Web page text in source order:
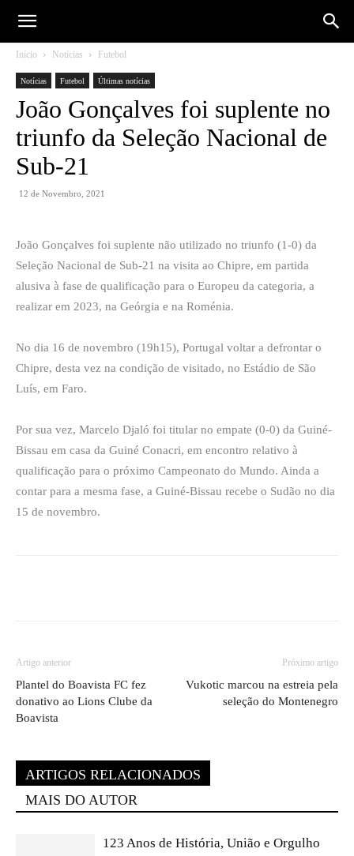
Início Notícias Futebol
Notícias Futebol Últimas notícias
João Gonçalves foi suplente no
triunfo da Seleção Nacional de
Sub-21
12 de Novembro, 2021
João Gonçalves foi suplente não utilizado no triunfo (1-0) da
Seleção Nacional de Sub-21 na visita ao Chipre, em partida
alusiva à fase de qualificação para o Europeu da categoria, a
realizar em 2023, na Geórgia e na Roménia.
No dia 16 de novembro (19h15), Portugal voltar a defrontar o
Chipre, desta vez na condição de visitado, no Estádio de São
Luís, em Faro.
Por sua vez, Marcelo Djaló foi titular no empate (0-0) da Guiné-
Bissau em casa da Guiné Conacri, em encontro relativo à
qualificação para o próximo Campeonato do Mundo. Ainda a
contar para a mesma fase, a Guiné-Bissau recebe o Sudão no dia
15 de novembro.
Artigo anterior
Plantel do Boavista FC fez
donativo ao Lions Clube da
Boavista
Próximo artigo
Vukotic marcou na estreia pela
seleção do Montenegro
ARTIGOS RELACIONADOS
MAIS DO AUTOR
123 Anos de História, União e Orgulho